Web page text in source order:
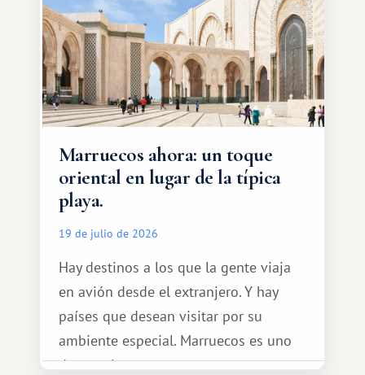
Marruecos ahora: un toque
oriental en lugar de la típica
playa.
19 de julio de 2026
Hay destinos a los que la gente viaja
en avión desde el extranjero. Y hay
países que desean visitar por su
ambiente especial. Marruecos es uno
de esos lugares.